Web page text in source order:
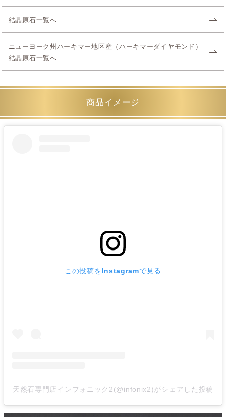
結晶原石一覧へ
ニューヨーク州ハーキマー地区産（ハーキマーダイヤモンド）
結晶原石一覧へ
商品イメージ
この投稿をInstagramで見る
天然石専門店インフォニック2(@infonix2)がシェアした投稿